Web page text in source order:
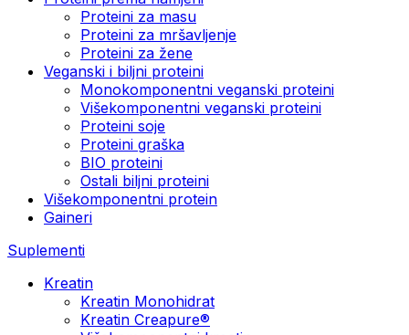
Proteini za masu
Proteini za mršavljenje
Proteini za žene
Veganski i biljni proteini
Monokomponentni veganski proteini
Višekomponentni veganski proteini
Proteini soje
Proteini graška
BIO proteini
Ostali biljni proteini
Višekomponentni protein
Gaineri
Suplementi
Kreatin
Kreatin Monohidrat
Kreatin Creapure®